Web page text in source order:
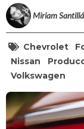
Miriam
Chevrolet
Nissan
Volkswagen